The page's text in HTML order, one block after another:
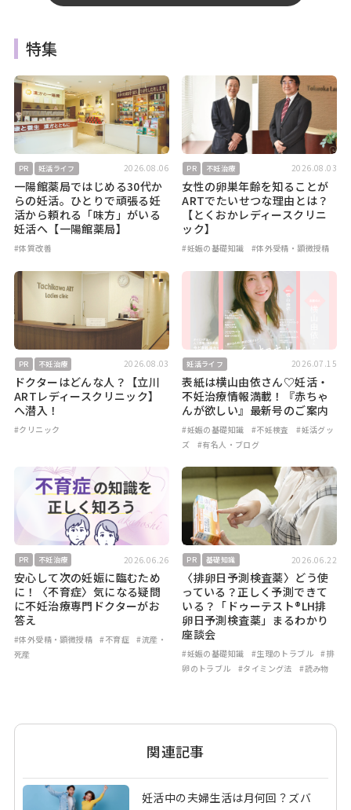
特集
PR 妊活ライフ 2026.08.06
一陽館薬局ではじめる30代か
らの妊活。ひとりで頑張る妊
活から頼れる「味方」がいる
妊活へ【一陽館薬局】
#体質改善
PR 不妊治療 2026.08.03
女性の卵巣年齢を知ることが
ARTでたいせつな理由とは？
【とくおかレディースクリニ
ック】
#妊娠の基礎知識 #体外受精・顕微授精
PR 不妊治療 2026.08.03
ドクターはどんな人？【立川
ARTレディースクリニック】
へ潜入！
#クリニック
妊活ライフ 2026.07.15
表紙は横山由依さん♡妊活・
不妊治療情報満載！『赤ちゃ
んが欲しい』最新号のご案内
#妊娠の基礎知識 #不妊検査
#妊活グッ
ズ
#有名人・ブログ
PR 不妊治療 2026.06.26
安心して次の妊娠に臨むため
に！〈不育症〉気になる疑問
に不妊治療専門ドクターがお
答え
#体外受精・顕微授精 #不育症
#流産・
死産
PR 基礎知識 2026.06.22
〈排卵日予測検査薬〉どう使
っている？正しく予測できて
いる？「ドゥーテスト®LH排
卵日予測検査薬」まるわかり
座談会
#妊娠の基礎知識 #生理のトラブル
#排
卵のトラブル
#タイミング法 #読み物
関連記事
妊活中の夫婦生活は月何回？ズバ